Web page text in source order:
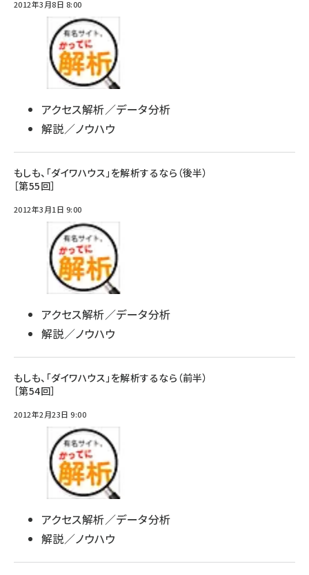
2012年3月8日 8:00
アクセス解析／データ分析
解説／ノウハウ
もしも、「ダイワハウス」を解析するなら（後半）
［第55回］
2012年3月1日 9:00
アクセス解析／データ分析
解説／ノウハウ
もしも、「ダイワハウス」を解析するなら（前半）
［第54回］
2012年2月23日 9:00
アクセス解析／データ分析
解説／ノウハウ